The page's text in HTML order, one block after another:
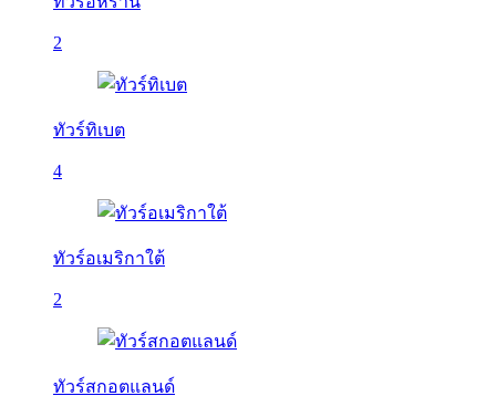
2
ทัวร์ทิเบต
4
ทัวร์อเมริกาใต้
2
ทัวร์สกอตแลนด์